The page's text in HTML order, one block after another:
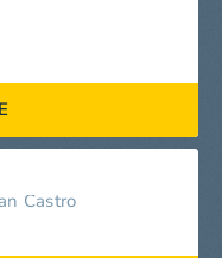
Castro